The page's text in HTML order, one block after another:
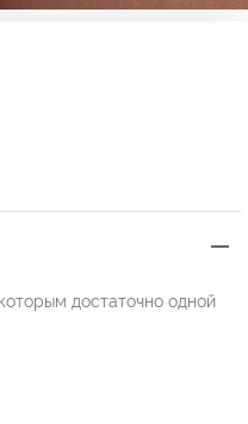
достаточно одной